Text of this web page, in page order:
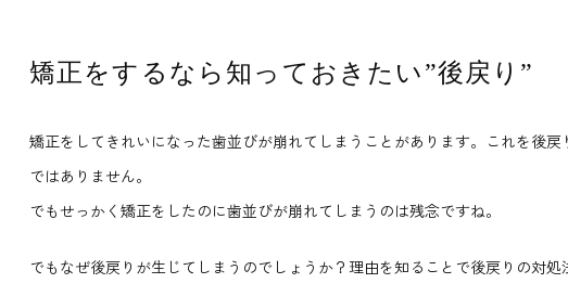
矯正をするなら知っておきたい”後戻り”
矯正をしてきれいになった歯並びが崩れてしまうことがあります。これを後
ではありません。
でもせっかく矯正をしたのに歯並びが崩れてしまうのは残念ですね。
でもなぜ後戻りが生じてしまうのでしょうか？理由を知ることで後戻りの対処